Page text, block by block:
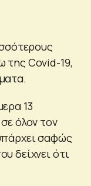
της Covid-19,
13
όλον τον
σαφώς
δείχνει ότι